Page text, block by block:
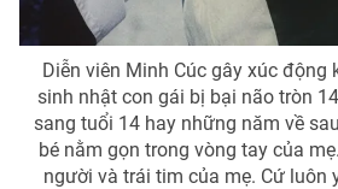
Diễn viên Minh Cúc gây xúc động
sinh nhật con gái bị bại não tròn
sang tuổi 14 hay những năm về
bé nằm gọn trong vòng tay của
người và trái tim của mẹ. Cứ luôn